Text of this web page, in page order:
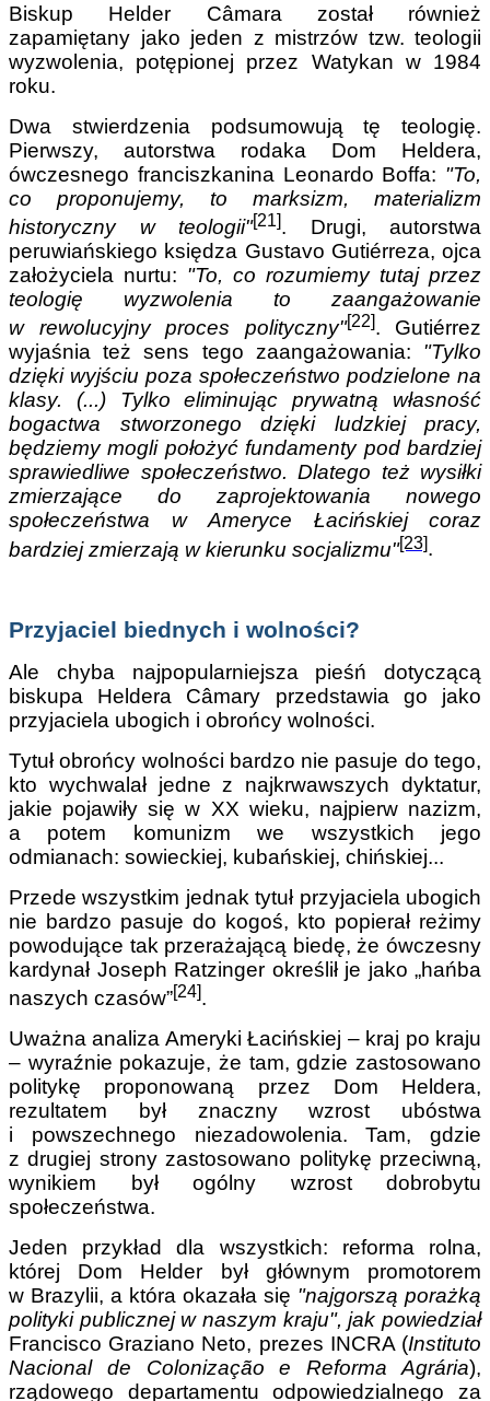
Biskup Helder Câmara został również
zapamiętany jako jeden z mistrzów tzw. teologii
wyzwolenia, potępionej przez Watykan w 1984
roku.
Dwa stwierdzenia podsumowują tę teologię.
Pierwszy, autorstwa rodaka Dom Heldera,
ówczesnego franciszkanina Leonardo Boffa: "To,
co proponujemy, to marksizm, materializm
historyczny w teologii"[21]. Drugi, autorstwa
peruwiańskiego księdza Gustavo Gutiérreza, ojca
założyciela nurtu: "To, co rozumiemy tutaj przez
teologię wyzwolenia to zaangażowanie
w rewolucyjny proces polityczny"[22]. Gutiérrez
wyjaśnia też sens tego zaangażowania: "Tylko
dzięki wyjściu poza społeczeństwo podzielone na
klasy. (...) Tylko eliminując prywatną własność
bogactwa stworzonego dzięki ludzkiej pracy,
będziemy mogli położyć fundamenty pod bardziej
sprawiedliwe społeczeństwo. Dlatego też wysiłki
zmierzające do zaprojektowania nowego
społeczeństwa w Ameryce Łacińskiej coraz
bardziej zmierzają w kierunku socjalizmu"[23].
Przyjaciel biednych i wolności?
Ale chyba najpopularniejsza pieśń dotyczącą
biskupa Heldera Câmary przedstawia go jako
przyjaciela ubogich i obrońcy wolności.
Tytuł obrońcy wolności bardzo nie pasuje do tego,
kto wychwalał jedne z najkrwawszych dyktatur,
jakie pojawiły się w XX wieku, najpierw nazizm,
a potem komunizm we wszystkich jego
odmianach: sowieckiej, kubańskiej, chińskiej...
Przede wszystkim jednak tytuł przyjaciela ubogich
nie bardzo pasuje do kogoś, kto popierał reżimy
powodujące tak przerażającą biedę, że ówczesny
kardynał Joseph Ratzinger określił je jako „hańba
naszych czasów”[24].
Uważna analiza Ameryki Łacińskiej – kraj po kraju
– wyraźnie pokazuje, że tam, gdzie zastosowano
politykę proponowaną przez Dom Heldera,
rezultatem był znaczny wzrost ubóstwa
i powszechnego niezadowolenia. Tam, gdzie
z drugiej strony zastosowano politykę przeciwną,
wynikiem był ogólny wzrost dobrobytu
społeczeństwa.
Jeden przykład dla wszystkich: reforma rolna,
której Dom Helder był głównym promotorem
w Brazylii, a która okazała się "najgorszą porażką
polityki publicznej w naszym kraju", jak powiedział
Francisco Graziano Neto, prezes INCRA (Instituto
Nacional de Colonização e Reforma Agrária),
rządowego departamentu odpowiedzialnego za